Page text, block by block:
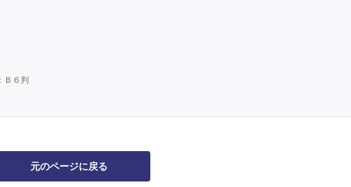
Ｂ６判
元のページに戻る